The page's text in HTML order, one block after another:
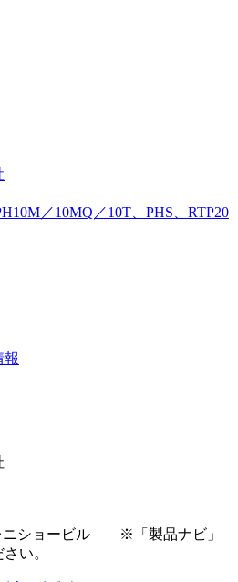
／10MQ／10T、PHS、RTP20
報
ニショービル ※「製品ナビ」
い。